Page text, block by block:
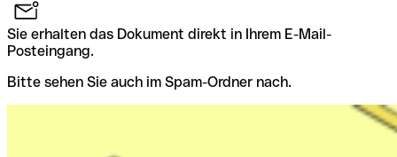
Sie erhalten das Dokument direkt in Ihrem E-Mail-
Posteingang.
Bitte sehen Sie auch im Spam-Ordner nach.